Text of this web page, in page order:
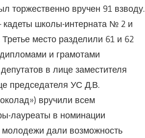
торжественно вручен 91 взводу.
кадеты школы-интерната № 2 и
место разделили 61 и 62
и грамотами
в лице заместителя
председателя УС Д.В.
вручили всем
лауреаты в номинации
молодежи дали возможность